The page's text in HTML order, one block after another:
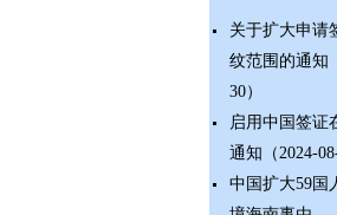
关于扩大申请
纹范围的通知
30）
启用中国签证
通知 （2024-
中国扩大59国